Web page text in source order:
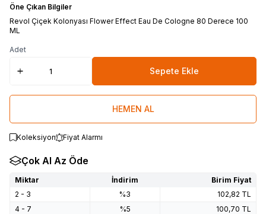
Öne Çıkan Bilgiler
Revol Çiçek Kolonyası Flower Effect Eau De Cologne 80 Derece 100
ML
Adet
Sepete Ekle
HEMEN AL
Koleksiyon Fiyat Alarmı
Çok Al Az Öde
Miktar İndirim
Birim Fiyat
2 - 3
%3 102,82 TL
4 - 7
%5 100,70 TL